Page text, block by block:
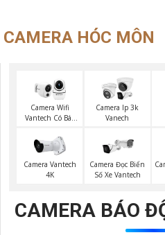
CAMERA HÓC MÔN
Camera Wifi
Vantech Có Báo
Camera Ip 3k
Vanech
Camera Vantech
4K
Camera Đọc Biển
Số Xe Vantech
CAMERA BÁO